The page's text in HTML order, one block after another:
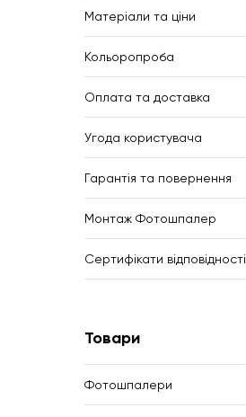
Матеріали та ціни
Кольоропроба
Оплата та доставка
Угода користувача
Гарантія та повернення
Монтаж Фотошпалер
Сертифікати відповідності
Товари
Фотошпалери